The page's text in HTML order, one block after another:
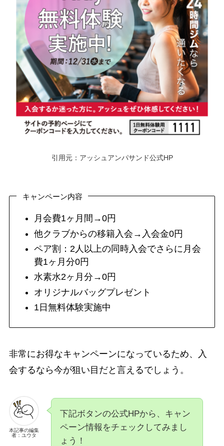
引用元：アッシュアンパサンド公式HP
キャンペーン内容
月会費1ヶ月間→0円
他クラブからの移籍入会→入会金0円
ペア割：2人以上の同時入会でさらに月会
費1ヶ月分0円
水素水2ヶ月分→0円
オリジナルバッグプレゼント
1日無料体験実施中
非常にお得なキャンペーンになっているため、入
会するなら今が狙い目だと言えるでしょう。
本記事の編集
者：ユウタ
下記ボタンの公式HPから、キャン
ペーン情報をチェックしてみまし
ょう！